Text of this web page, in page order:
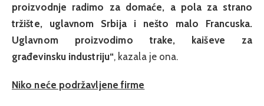
proizvodnje radimo za domaće, a pola za strano
tržište, uglavnom Srbija i nešto malo Francuska.
Uglavnom proizvodimo trake, kaiševe za
građevinsku industriju“, kazala je ona.
Niko neće podržavljene firme